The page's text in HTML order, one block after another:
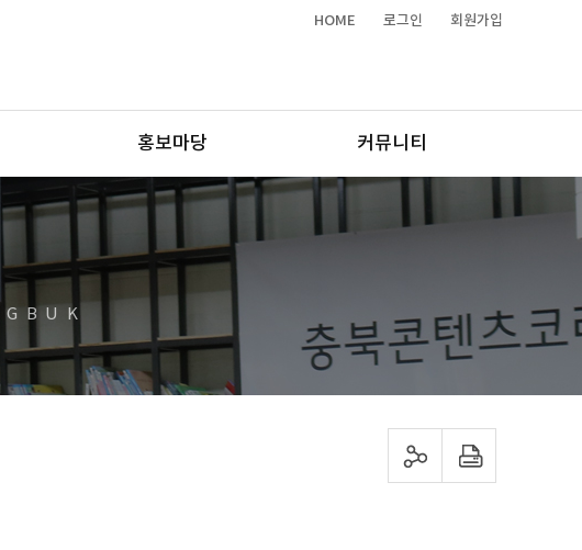
HOME 로그인 회원가입
홍보마당 커뮤니티
sns 공유하기 프린트하기